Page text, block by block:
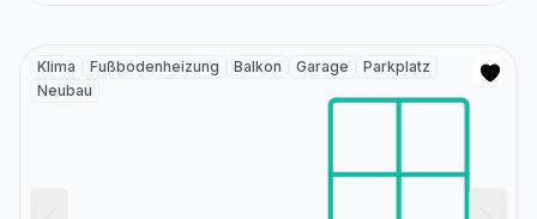
Klima Fußbodenheizung Balkon Garage
Parkplatz
Neubau